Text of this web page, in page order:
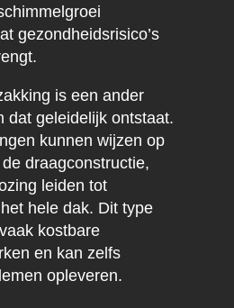
gezondheidsrisico’s
is een ander
dat geleidelijk ontstaat.
kunnen wijzen op
draagconstructie,
leiden tot
hele dak. Dit type
kostbare
en kan zelfs
opleveren.